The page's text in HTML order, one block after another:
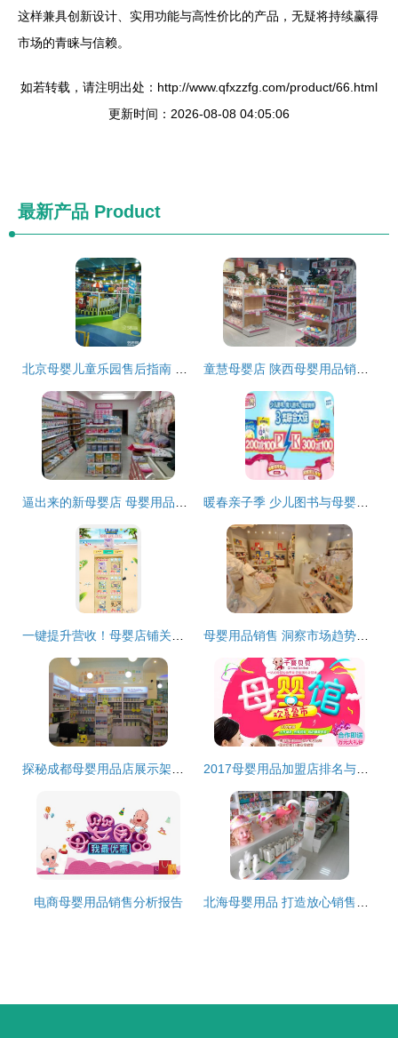
这样兼具创新设计、实用功能与高性价比的产品，无疑将持续赢得
市场的青睐与信赖。
如若转载，请注明出处：http://www.qfxzzfg.com/product/66.html
更新时间：2026-08-08 04:05:06
最新产品 Product
电商母婴用品销售分析报告